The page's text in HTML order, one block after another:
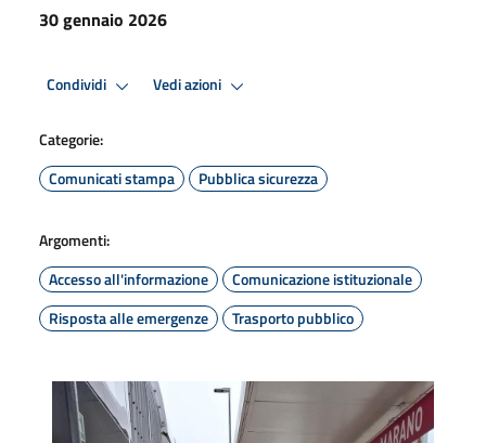
30 gennaio 2026
Condividi Vedi azioni
Categorie:
Comunicati stampa
Pubblica sicurezza
Argomenti:
Accesso all'informazione
Comunicazione istituzionale
Risposta alle emergenze
Trasporto pubblico